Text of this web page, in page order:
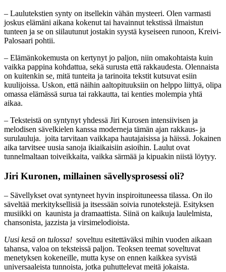
– Laulutekstien synty on itsellekin vähän mysteeri. Olen varmasti
joskus elämäni aikana kokenut tai havainnut tekstissä ilmaistun
tunteen ja se on siilautunut jostakin syystä kyseiseen runoon, Kreivi-
Palosaari pohtii.
– Elämänkokemusta on kertynyt jo paljon, niin omakohtaista kuin
vaikka pappina kohdattua, sekä surusta että rakkaudesta. Olennaista
on kuitenkin se, mitä tunteita ja tarinoita tekstit kutsuvat esiin
kuulijoissa. Uskon, että näihin aaltopituuksiin on helppo liittyä, olipa
omassa elämässä surua tai rakkautta, tai kenties molempia yhtä
aikaa.
– Teksteistä on syntynyt yhdessä Jiri Kurosen intensiivisen ja
melodisen sävelkielen kanssa moderneja tämän ajan rakkaus- ja
surulauluja. joita tarvitaan vaikkapa hautajaisissa ja häissä. Jokainen
aika tarvitsee uusia sanoja ikiaikaisiin asioihin. Laulut ovat
tunnelmaltaan toiveikkaita, vaikka särmää ja kipuakin niistä löytyy.
Jiri Kuronen, millainen sävellysprosessi oli?
– Sävellykset ovat syntyneet hyvin inspiroituneessa tilassa. On ilo
säveltää merkityksellisiä ja itsessään soivia runotekstejä. Esityksen
musiikki on kaunista ja dramaattista. Siinä on kaikuja laulelmista,
chansonista, jazzista ja virsimelodioista.
Uusi kesä on tulossa! soveltuu esitettäväksi mihin vuoden aikaan
tahansa, valoa on teksteissä paljon. Teoksen teemat soveltuvat
menetyksen kokeneille, mutta kyse on ennen kaikkea syvistä
universaaleista tunnoista, jotka puhuttelevat meitä jokaista.